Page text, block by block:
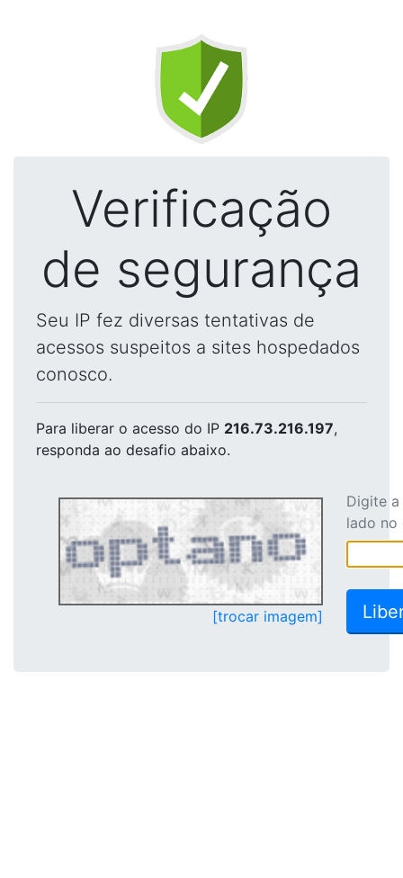
Verificação
de segurança
Seu IP fez diversas tentativas de
acessos suspeitos a sites hospedados
conosco.
Para liberar o acesso do IP 216.73.216.197,
responda ao desafio abaixo.
[trocar imagem]
Digite
lado no